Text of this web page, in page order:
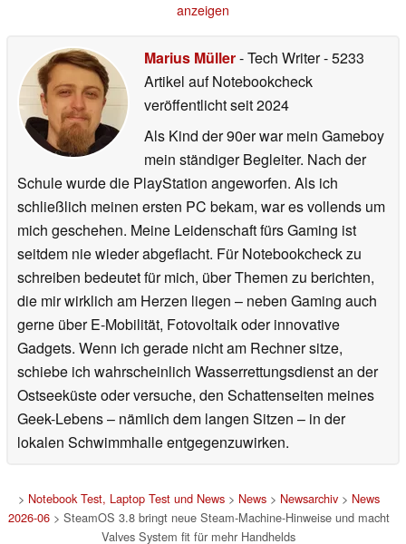
anzeigen
Marius Müller- Tech Writer- 5233
Artikel auf Notebookcheck
veröffentlichtseit 2024
Als Kind der 90er war mein Gameboy
mein ständiger Begleiter. Nach der
Schule wurde die PlayStation angeworfen. Als ich
schließlich meinen ersten PC bekam, war es vollends um
mich geschehen. Meine Leidenschaft fürs Gaming ist
seitdem nie wieder abgeflacht. Für Notebookcheck zu
schreiben bedeutet für mich, über Themen zu berichten,
die mir wirklich am Herzen liegen – neben Gaming auch
gerne über E-Mobilität, Fotovoltaik oder innovative
Gadgets. Wenn ich gerade nicht am Rechner sitze,
schiebe ich wahrscheinlich Wasserrettungsdienst an der
Ostseeküste oder versuche, den Schattenseiten meines
Geek-Lebens – nämlich dem langen Sitzen – in der
lokalen Schwimmhalle entgegenzuwirken.
> Notebook Test, Laptop Test und News> News> Newsarchiv> News
2026-06> SteamOS 3.8 bringt neue Steam-Machine-Hinweise und macht
Valves System fit für mehr Handhelds